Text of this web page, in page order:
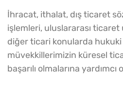
İhracat, ithalat, dış ticaret
işlemleri, uluslararası ticaret
diğer ticari konularda hukuki
müvekkillerimizin küresel
başarılı olmalarına yardımcı